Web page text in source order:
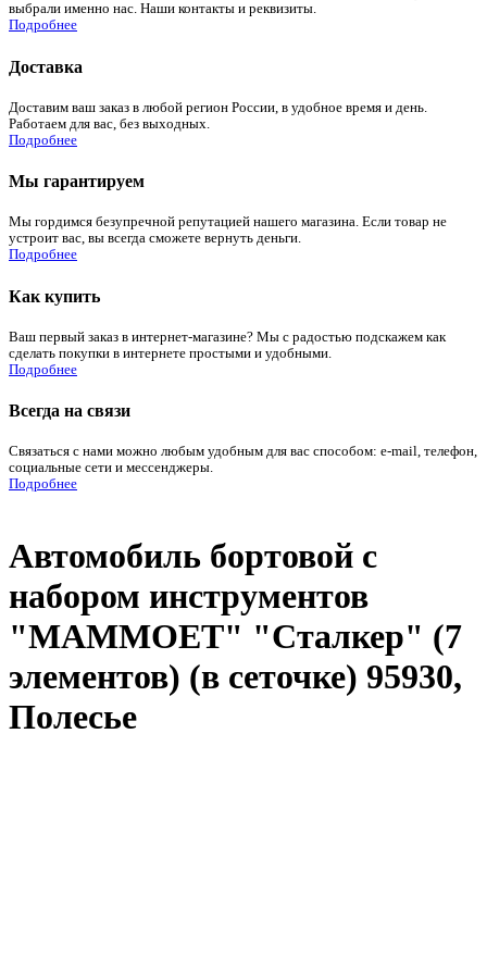
выбрали именно нас. Наши контакты и реквизиты.
Подробнее
Доставка
Доставим ваш заказ в любой регион России, в удобное время и день.
Работаем для вас, без выходных.
Подробнее
Мы гарантируем
Мы гордимся безупречной репутацией нашего магазина. Если товар не
устроит вас, вы всегда сможете вернуть деньги.
Подробнее
Как купить
Ваш первый заказ в интернет-магазине? Мы с радостью подскажем как
сделать покупки в интернете простыми и удобными.
Подробнее
Всегда на связи
Связаться с нами можно любым удобным для вас способом: e-mail, телефон,
социальные сети и мессенджеры.
Подробнее
Автомобиль бортовой с
набором инструментов
"MAMMOET" "Сталкер" (7
элементов) (в сеточке) 95930,
Полесье